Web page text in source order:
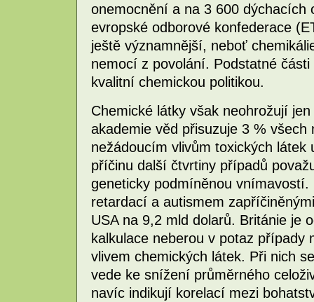
onemocnění a na 3 600 dýchacích
evropské odborové konfederace
ještě významnější, neboť
nemocí z povolání. Podstatné
kvalitní chemickou politikou.
Chemické látky však neohrožují
akademie věd přisuzuje 3 %
nežádoucím vlivům toxických
příčinu další čtvrtiny případů
geneticky podmíněnou
retardací a autismem
USA na 9,2 mld dolarů. Británie je
kalkulace neberou v potaz
vlivem chemických látek. Při nich
vede ke snížení průměrného
navíc indikují korelací mezi